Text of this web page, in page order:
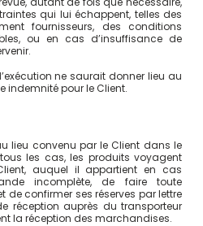
qui lui échappent, telles des
fournisseurs, des conditions
ou en cas d’insuffisance de
ne saurait donner lieu au
indemnité pour le Client.
lieu convenu par le Client dans le
les cas, les produits voyagent
auquel il appartient en cas
incomplète, de faire toute
confirmer ses réserves par lettre
réception auprès du transporteur
la réception des marchandises.